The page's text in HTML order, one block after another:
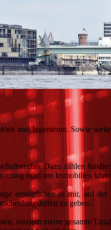
und Ingenieure. Sowie
Dazu zählen
rund um Immobilien
ermöglichen es mir, auf
zu geben.
sondern meine gesamte